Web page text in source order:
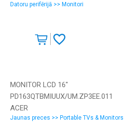
2560x1440 16:9 180Hz 6 ms
Datoru perifērijā >> Monitori
MONITOR LCD 16"
PD163QTBMIUUX/UM.ZP3EE.011
ACER
Jaunas preces >> Portable TVs & Monitors